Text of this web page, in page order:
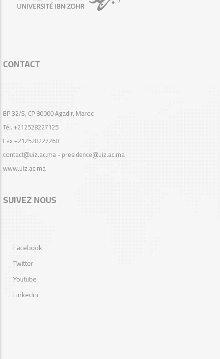
CONTACT
BP 32/S, CP 80000 Agadir, Maroc
Tél. +212528227125
Fax +212528227260
contact@uiz.ac.ma - presidence@uiz.ac.ma
www.uiz.ac.ma
SUIVEZ NOUS
Facebook
Twitter
Youtube
Linkedin